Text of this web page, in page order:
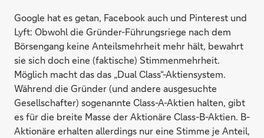
Google hat es getan, Facebook auch und Pinterest und
Lyft: Obwohl die Gründer-Führungsriege nach dem
Börsengang keine Anteilsmehrheit mehr hält, bewahrt
sie sich doch eine (faktische) Stimmenmehrheit.
Möglich macht das das „Dual Class“-Aktiensystem.
Während die Gründer (und andere ausgesuchte
Gesellschafter) sogenannte Class-A-Aktien halten, gibt
es für die breite Masse der Aktionäre Class-B-Aktien. B-
Aktionäre erhalten allerdings nur eine Stimme je Anteil,